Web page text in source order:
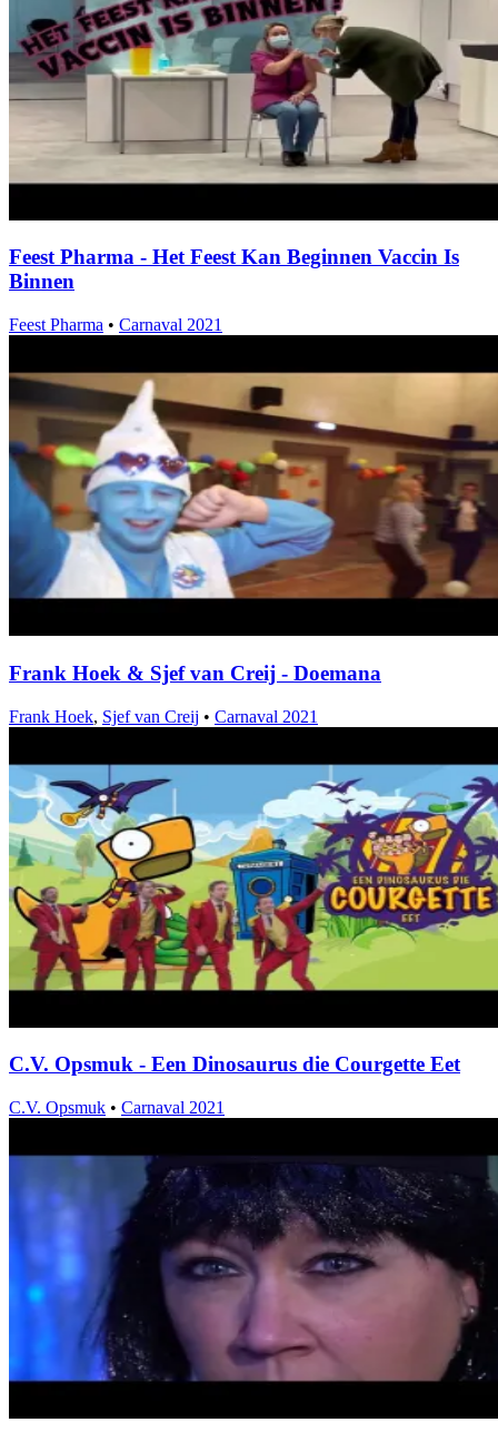
Feest Pharma - Het Feest Kan Beginnen Vaccin Is
Binnen
Feest Pharma • Carnaval 2021
Frank Hoek & Sjef van Creij - Doemana
Frank Hoek, Sjef van Creij • Carnaval 2021
C.V. Opsmuk - Een Dinosaurus die Courgette Eet
C.V. Opsmuk • Carnaval 2021